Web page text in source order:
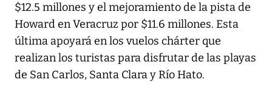
$12.5 millones y el mejoramiento de la pista de
Howard en Veracruz por $11.6 millones. Esta
última apoyará en los vuelos chárter que
realizan los turistas para disfrutar de las playas
de San Carlos, Santa Clara y Río Hato.